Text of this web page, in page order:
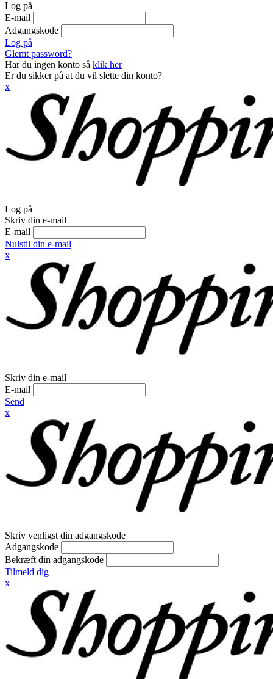
Log på
E-mail
Adgangskode
Log på
Glemt password?
Har du ingen konto så klik her
Er du sikker på at du vil slette din konto?
x
Log på
Skriv din e-mail
E-mail
Nulstil din e-mail
x
Skriv din e-mail
E-mail
Send
x
Skriv venligst din adgangskode
Adgangskode
Bekræft din adgangskode
Tilmeld dig
x